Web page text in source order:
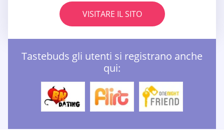
VISITARE IL SITO
Tastebuds gli utenti si registrano anche
qui: